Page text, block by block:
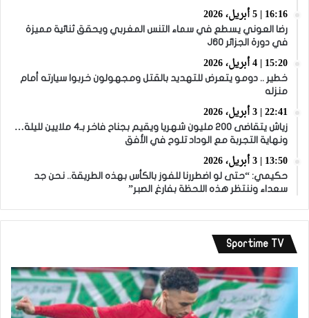
16:16 | 5 أبريل، 2026
رضا العوني يسطع في سماء التنس المغربي ويحقق ثنائية مميزة
في دورة الجزائر J60
15:20 | 4 أبريل، 2026
خطير .. دومو يتعرض للتهديد بالقتل ومجهولون خربوا سيارته أمام
منزله
22:41 | 3 أبريل، 2026
زياش يتقاضى 200 مليون شهريا ويقيم بجناح فاخر بـ4 ملايين لليلة…
ونهاية التجربة مع الوداد تلوح في الأفق
13:50 | 3 أبريل، 2026
حكيمي: “حتى لو اضطررنا للفوز بالكأس بهذه الطريقة.. نحن جد
سعداء وننتظر هذه اللحظة بفارغ الصبر”
Sportime TV